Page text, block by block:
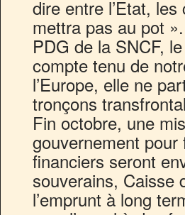
dire entre l’Etat,
mettra pas au pot
PDG de la SNCF,
compte tenu de
l’Europe, elle ne
tronçons
Fin octobre, une
gouvernement
financiers seront
souverains, Caisse
l’emprunt à long